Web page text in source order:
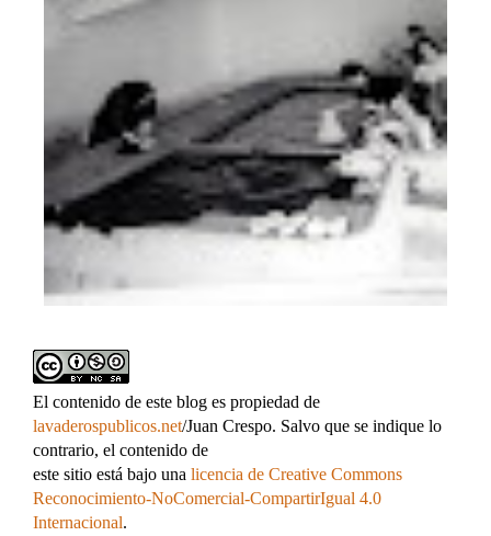
El contenido de este blog es propiedad de
lavaderospublicos.net/Juan Crespo. Salvo que se indique lo
contrario, el contenido de
este sitio está bajo una licencia de Creative Commons
Reconocimiento-NoComercial-CompartirIgual 4.0
Internacional.